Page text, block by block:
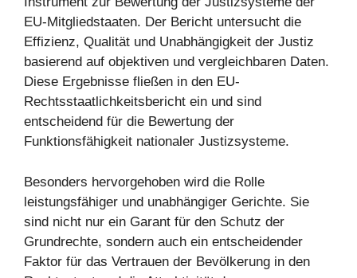
EU-Mitgliedstaaten. Der Bericht untersucht die
Effizienz, Qualität und Unabhängigkeit der Justiz
basierend auf objektiven und vergleichbaren Daten.
Diese Ergebnisse fließen in den EU-
Rechtsstaatlichkeitsbericht ein und sind
entscheidend für die Bewertung der
Funktionsfähigkeit nationaler Justizsysteme.
Besonders hervorgehoben wird die Rolle
leistungsfähiger und unabhängiger Gerichte. Sie
sind nicht nur ein Garant für den Schutz der
Grundrechte, sondern auch ein entscheidender
Faktor für das Vertrauen der Bevölkerung in den